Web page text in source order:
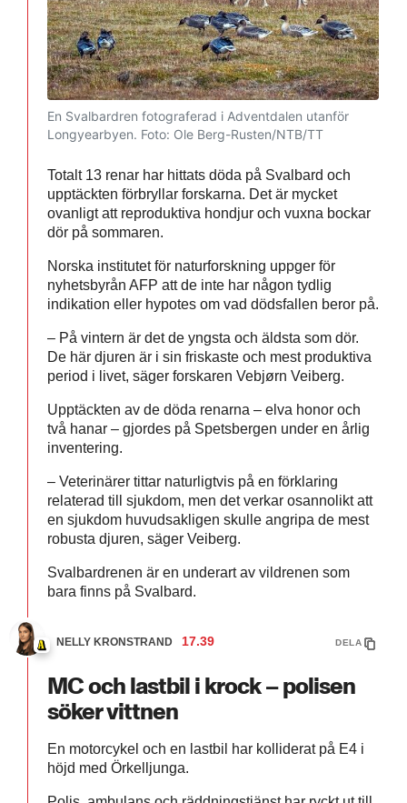
En Svalbardren fotograferad i Adventdalen utanför
Longyearbyen. Foto: Ole Berg-Rusten/NTB/TT
Totalt 13 renar har hittats döda på Svalbard och
upptäckten förbryllar forskarna. Det är mycket
ovanligt att reproduktiva hondjur och vuxna bockar
dör på sommaren.
Norska institutet för naturforskning uppger för
nyhetsbyrån AFP att de inte har någon tydlig
indikation eller hypotes om vad dödsfallen beror på.
– På vintern är det de yngsta och äldsta som dör.
De här djuren är i sin friskaste och mest produktiva
period i livet, säger forskaren Vebjørn Veiberg.
Upptäckten av de döda renarna – elva honor och
två hanar – gjordes på Spetsbergen under en årlig
inventering.
– Veterinärer tittar naturligtvis på en förklaring
relaterad till sjukdom, men det verkar osannolikt att
en sjukdom huvudsakligen skulle angripa de mest
robusta djuren, säger Veiberg.
Svalbardrenen är en underart av vildrenen som
bara finns på Svalbard.
NELLY KRONSTRAND 17.39 DELA
MC och lastbil i krock – polisen
söker vittnen
En motorcykel och en lastbil har kolliderat på E4 i
höjd med Örkelljunga.